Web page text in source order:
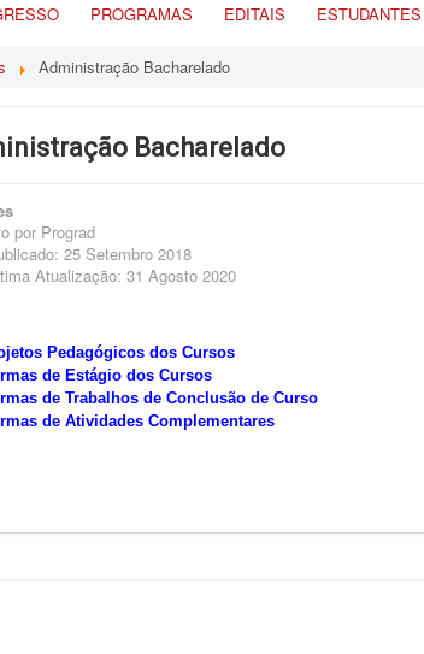
PROGRAMAS EDITAIS ESTUDANTES
Administração Bacharelado
Bacharelado
por Prograd
25 Setembro 2018
Atualização: 31 Agosto 2020
Pedagógicos dos Cursos
de Estágio dos Cursos
de Trabalhos de Conclusão de Curso
de Atividades Complementares